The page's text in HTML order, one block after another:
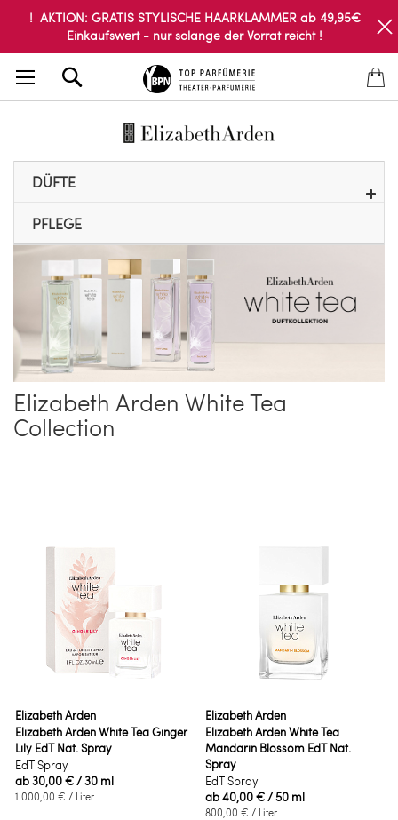
! AKTION: GRATIS STYLISCHE HAARKLAMMER ab 49,95€
Einkaufswert - nur solange der Vorrat reicht !
DÜFTE
PFLEGE
Elizabeth Arden White Tea
Collection
Elizabeth Arden
Elizabeth Arden White Tea Ginger
Lily EdT Nat. Spray
EdT Spray
ab30,00 €/ 30 ml
1.000,00 € / Liter
Elizabeth Arden
Elizabeth Arden White Tea
Mandarin Blossom EdT Nat.
Spray
EdT Spray
ab40,00 €/ 50 ml
800,00 € / Liter